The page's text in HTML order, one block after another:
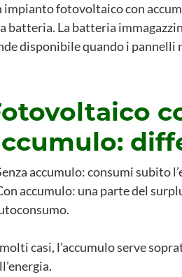
impianto fotovoltaico con
batteria. La batteria
disponibile quando i pannelli
accumulo: consumi subito
accumulo: una parte del
casi, l’accumulo serve